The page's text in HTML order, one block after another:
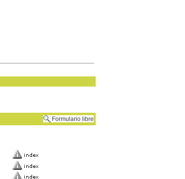
Formulario libre